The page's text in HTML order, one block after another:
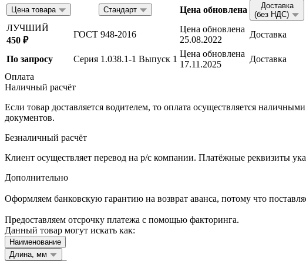
Цена товара Стандарт Цена обновлена
Доставка
(без НДС)
ЛУЧШИЙ
450 ₽
ГОСТ 948-2016
Цена обновлена
25.08.2022
Доставка
По запросу Серия 1.038.1-1 Выпуск 1
Цена обновлена
17.11.2025
Доставка
Оплата
Наличный расчёт
Если товар доставляется водителем, то оплата осуществляется
документов.
Безналичный расчёт
Клиент осуществляет перевод на р/с компании. Платёжные реквизиты
Дополнительно
Оформляем банковскую гарантию на возврат аванса, потому что
Предоставляем отсрочку платежа с помощью факторинга.
Данный товар могут искать как:
Наименование
Длина, мм